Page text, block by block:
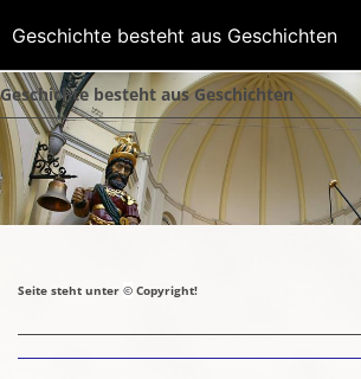
Geschichte besteht aus Geschichten
Seite steht unter © Copyright!
Geschichte besteht aus Geschichten